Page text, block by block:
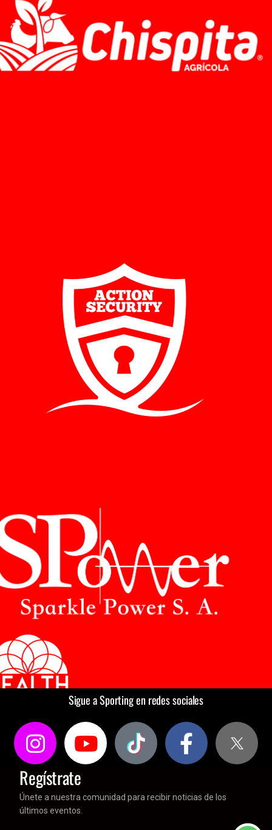
Sigue a Sporting en redes sociales
Regístrate
Únete a nuestra comunidad para recibir noticias de los
últimos eventos.